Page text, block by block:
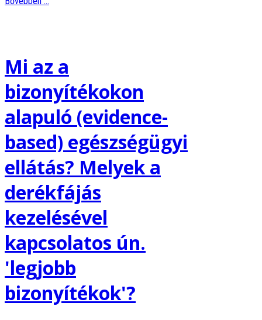
Mi az a
bizonyítékokon
alapuló (evidence-
based) egészségügyi
ellátás? Melyek a
derékfájás
kezelésével
kapcsolatos ún.
'legjobb
bizonyítékok'?